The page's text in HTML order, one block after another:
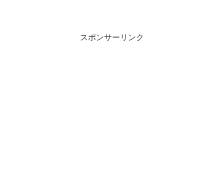
スポンサーリンク